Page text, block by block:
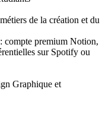
de la création et du
compte premium Notion,
sur Spotify ou
Graphique et